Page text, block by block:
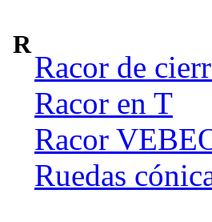
R
Racor de
Racor en T
Racor
Ruedas